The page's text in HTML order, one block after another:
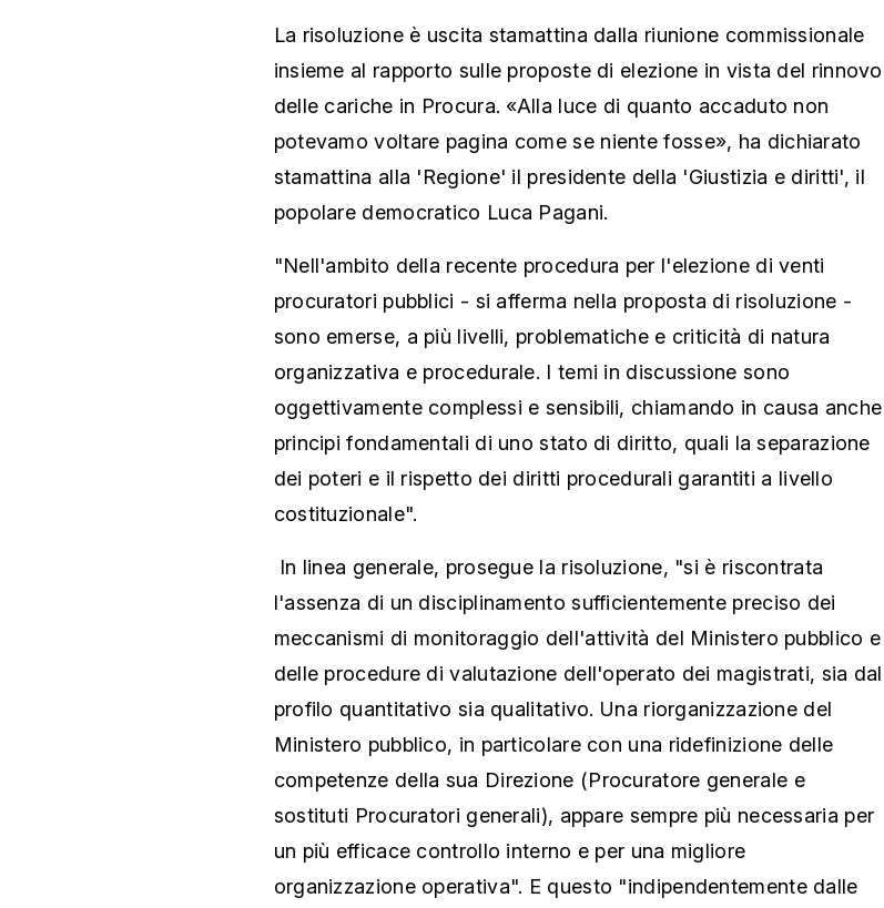
La risoluzione è uscita stamattina dalla riunione commissionale
insieme al rapporto sulle proposte di elezione in vista del rinnovo
delle cariche in Procura. «Alla luce di quanto accaduto non
potevamo voltare pagina come se niente fosse», ha dichiarato
stamattina alla 'Regione' il presidente della 'Giustizia e diritti', il
popolare democratico Luca Pagani.
"Nell'ambito della recente procedura per l'elezione di venti
procuratori pubblici - si afferma nella proposta di risoluzione -
sono emerse, a più livelli, problematiche e criticità di natura
organizzativa e procedurale. I temi in discussione sono
oggettivamente complessi e sensibili, chiamando in causa anche
principi fondamentali di uno stato di diritto, quali la separazione
dei poteri e il rispetto dei diritti procedurali garantiti a livello
costituzionale".
In linea generale, prosegue la risoluzione, "si è riscontrata
l'assenza di un disciplinamento sufficientemente preciso dei
meccanismi di monitoraggio dell'attività del Ministero pubblico e
delle procedure di valutazione dell'operato dei magistrati, sia dal
profilo quantitativo sia qualitativo. Una riorganizzazione del
Ministero pubblico, in particolare con una ridefinizione delle
competenze della sua Direzione (Procuratore generale e
sostituti Procuratori generali), appare sempre più necessaria per
un più efficace controllo interno e per una migliore
organizzazione operativa". E questo "indipendentemente dalle